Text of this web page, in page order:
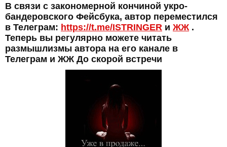
В связи с закономерной кончиной укро-
бандеровского Фейсбука, автор переместился
в Телеграм: https://t.me/ISTRINGER и ЖЖ .
Теперь вы регулярно можете читать
размышлизмы автора на его канале в
Телеграм и ЖЖ До скорой встречи